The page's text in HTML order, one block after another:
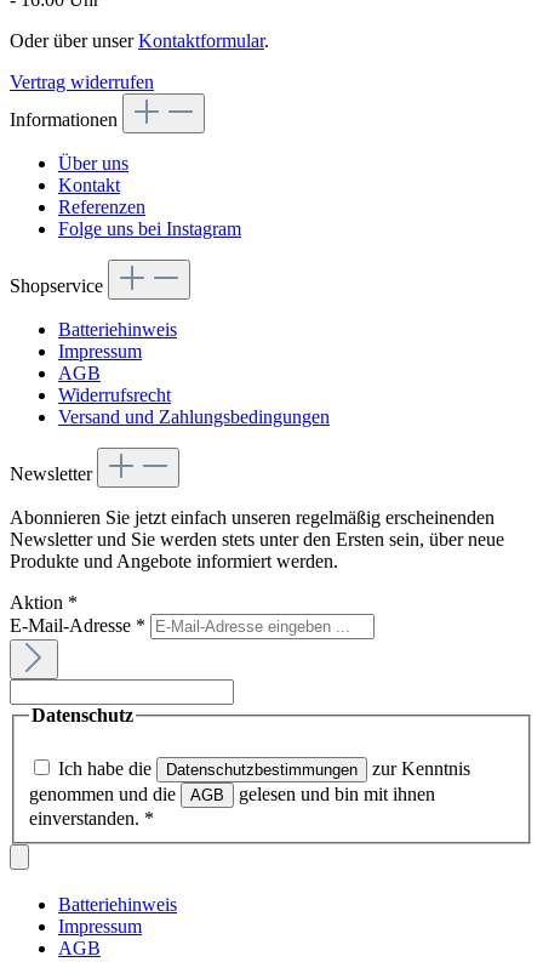
Oder über unserKontaktformular.
Vertrag widerrufen
Informationen
Über uns
Kontakt
Referenzen
Folge uns bei Instagram
Shopservice
Batteriehinweis
Impressum
AGB
Widerrufsrecht
Versand und Zahlungsbedingungen
Newsletter
Abonnieren Sie jetzt einfach unseren regelmäßig erscheinenden
Newsletter und Sie werden stets unter den Ersten sein, über neue
Produkte und Angebote informiert werden.
Aktion *
E-Mail-Adresse *
Datenschutz
Ich habe die Datenschutzbestimmungen
zur Kenntnis
genommen und die
AGB
gelesen und bin mit ihnen
einverstanden. *
Batteriehinweis
Impressum
AGB